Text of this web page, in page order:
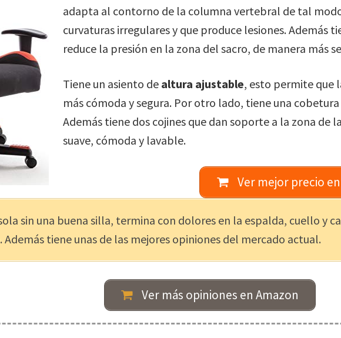
adapta al contorno de la columna vertebral de tal
curvaturas irregulares y que produce lesiones. Además
reduce la presión en la zona del sacro, de manera más
Tiene un asiento de altura ajustable, esto permite que
más cómoda y segura. Por otro lado, tiene una
Además tiene dos cojines que dan soporte a la zona de
suave, cómoda y lavable.
Ver mejor precio
sin una buena silla, termina con dolores en la espalda, cuello y
Además tiene unas de las mejores opiniones del mercado actual.
Ver más opiniones en Amazon